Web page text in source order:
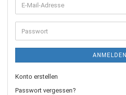
E-
Mail-
Adresse
Passwort
ANMELDEN
Konto erstellen
Passwort vergessen?